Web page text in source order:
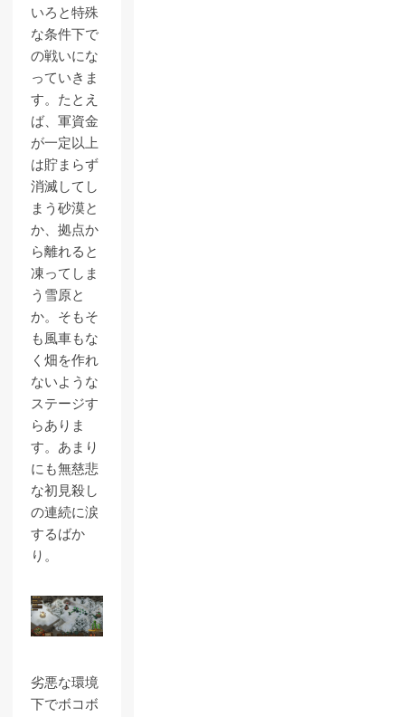
いろと特殊
な条件下で
の戦いにな
っていきま
す。たとえ
ば、軍資金
が一定以上
は貯まらず
消滅してし
まう砂漠と
か、拠点か
ら離れると
凍ってしま
う雪原と
か。そもそ
も風車もな
く畑を作れ
ないような
ステージす
らありま
す。あまり
にも無慈悲
な初見殺し
の連続に涙
するばか
り。
劣悪な環境
下でボコボ